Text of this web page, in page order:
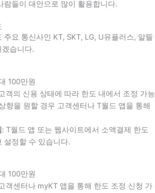
람들이 대안으로 많이 활용합니다.
주요 통신사인 KT, SKT, LG, U유플러스, 알뜰
습니다.
100만원
객의 신용 상태에 따라 한도 내에서 조정 가능
향을 원할 경우 고객센터나 T월드 앱을 통해
: T월드 앱 또는 웹사이트에서 소액결제 한도
설정할 수 있습니다.
100만원
객센터나 myKT 앱을 통해 한도 조정 신청 가